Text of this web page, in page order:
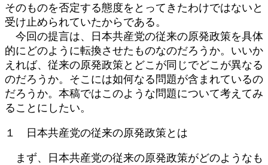
そのものを否定する態度をとってきたわけではないと
受け止められていたからである。
今回の提言は、日本共産党の従来の原発政策を具体
的にどのように転換させたものなのだろうか。いいか
えれば、従来の原発政策とどこが同じでどこが異なる
のだろうか。そこには如何なる問題が含まれているの
だろうか。本稿ではこのような問題について考えてみ
ることにしたい。
１ 日本共産党の従来の原発政策とは
まず、日本共産党の従来の原発政策がどのようなも